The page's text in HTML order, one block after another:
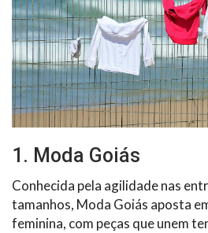
1. Moda Goiás
Conhecida pela agilidade nas
tamanhos, Moda Goiás aposta
feminina, com peças que unem